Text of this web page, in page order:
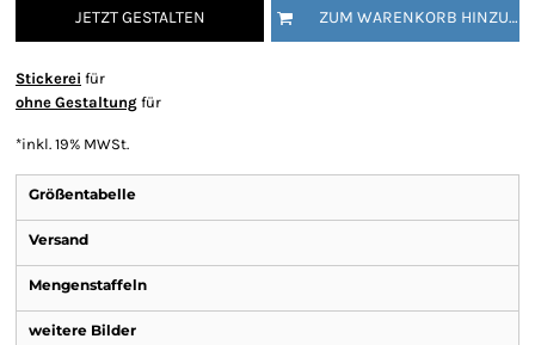
JETZT GESTALTEN ZUM WARENKORB HINZUFÜGEN
Stickerei für
ohne Gestaltung für
*inkl. 19% MWSt.
Größentabelle
Versand
Mengenstaffeln
weitere Bilder